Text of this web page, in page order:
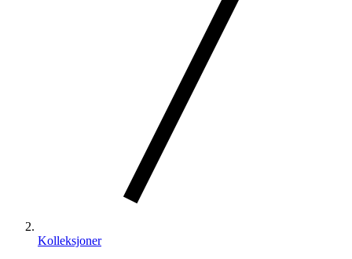
Kolleksjoner